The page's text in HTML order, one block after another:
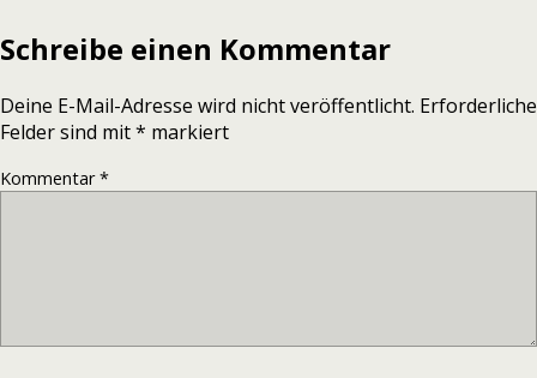
Schreibe einen Kommentar
Deine E-Mail-Adresse wird nicht veröffentlicht. Erforderliche
Felder sind mit* markiert
Kommentar*